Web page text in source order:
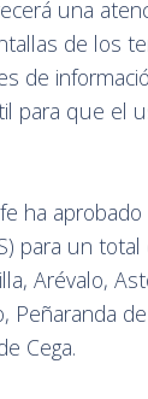
una
de los
de
para que el
ha
para un
Arévalo,
Peñaranda
Cega.